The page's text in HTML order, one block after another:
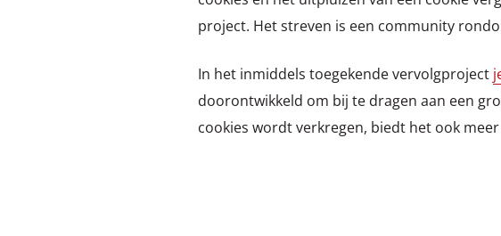
project. Het streven is een community
In het inmiddels toegekende vervolgproject
doorontwikkeld om bij te dragen aan een
cookies wordt verkregen, biedt het ook